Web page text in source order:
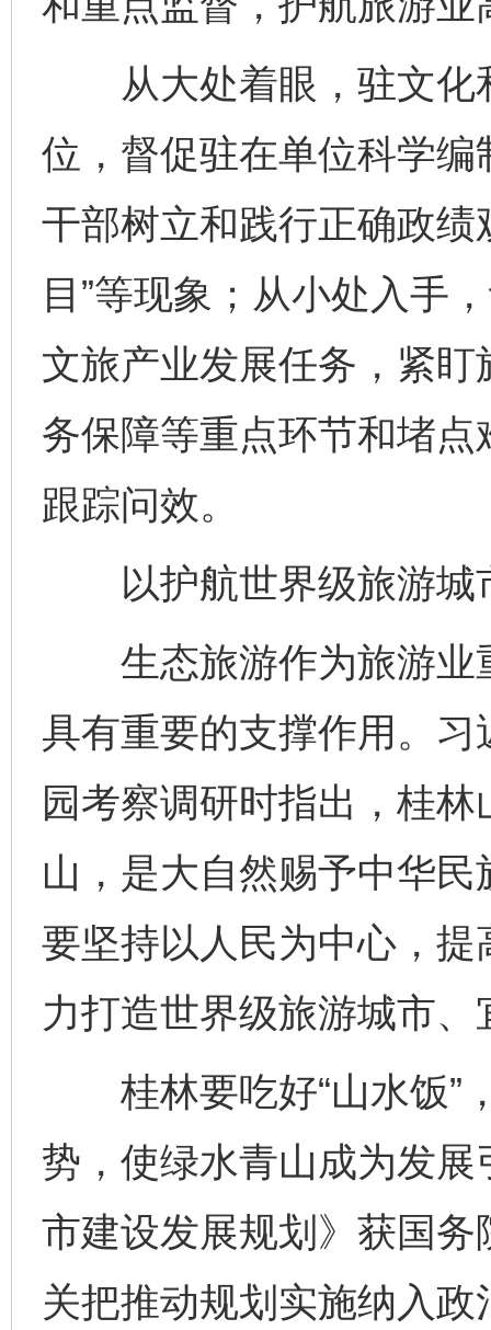
从大处着眼，驻文化
位，督促驻在单位科学编
干部树立和践行正确政绩
目”等现象；从小处入手
文旅产业发展任务，紧
务保障等重点环节和堵
跟踪问效。
以护航世界级旅游城
生态旅游作为旅游业
具有重要的支撑作用。
园考察调研时指出，桂
山，是大自然赐予中华
要坚持以人民为中心，
力打造世界级旅游城市、
桂林要吃好“山水饭”
势，使绿水青山成为发
市建设发展规划》获国
关把推动规划实施纳入